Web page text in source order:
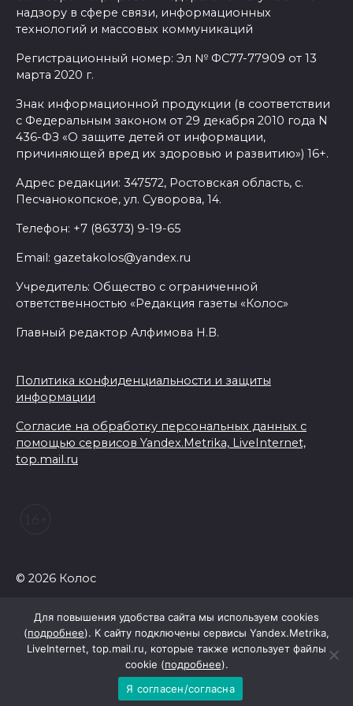
Помощь волонтеров
06 августа 2026 14:16
Проект строительства
хоккейной арены в Ростове
приостановлен, но не закрыт
06 августа 2026 14:04
На Дону официально
Новочеркасске разыскивают
водителя
06 августа 2026 13:33
Донские кадеты участвуют в
военно-спортивной смене
плазменный двигатель и
основные события 5 августа
06 августа 2026 13:33
Теннисистка Любовь
надзору в сфере связи, информационных
технологий и массовых коммуникаций
Регистрационный номер: Эл № ФС77-77909 от 13
марта 2020 г.
Знак информационной продукции (в соответствии
с Федеральным законом от 29 декабря 2010 года N
436-ФЗ «О защите детей от информации,
причиняющей вред их здоровью и развитию») 16+.
Адрес редакции: 347572, Ростовская область, с.
Песчанокопское, ул. Суворова, 14.
Телефон: +7 (86373) 9-19-65
Email: gazetakolos@yandex.ru
Учредитель: Общество с ограниченной
ответственностью «Редакция газеты «Колос»
Главный редактор Алфимова Н.В.
Политика конфиденциальности и защиты
информации
Согласие на обработку персональных данных с
помощью сервисов Yandex.Metrika, LiveInternet,
top.mail.ru
© 2026 Колос
Для повышения удобства сайта мы используем cookies
(подробнее). К сайту подключены сервисы Yandex.Metrika,
LiveInternet, top.mail.ru, которые также использует файлы
cookie (подробнее).
Я согласен/согласна